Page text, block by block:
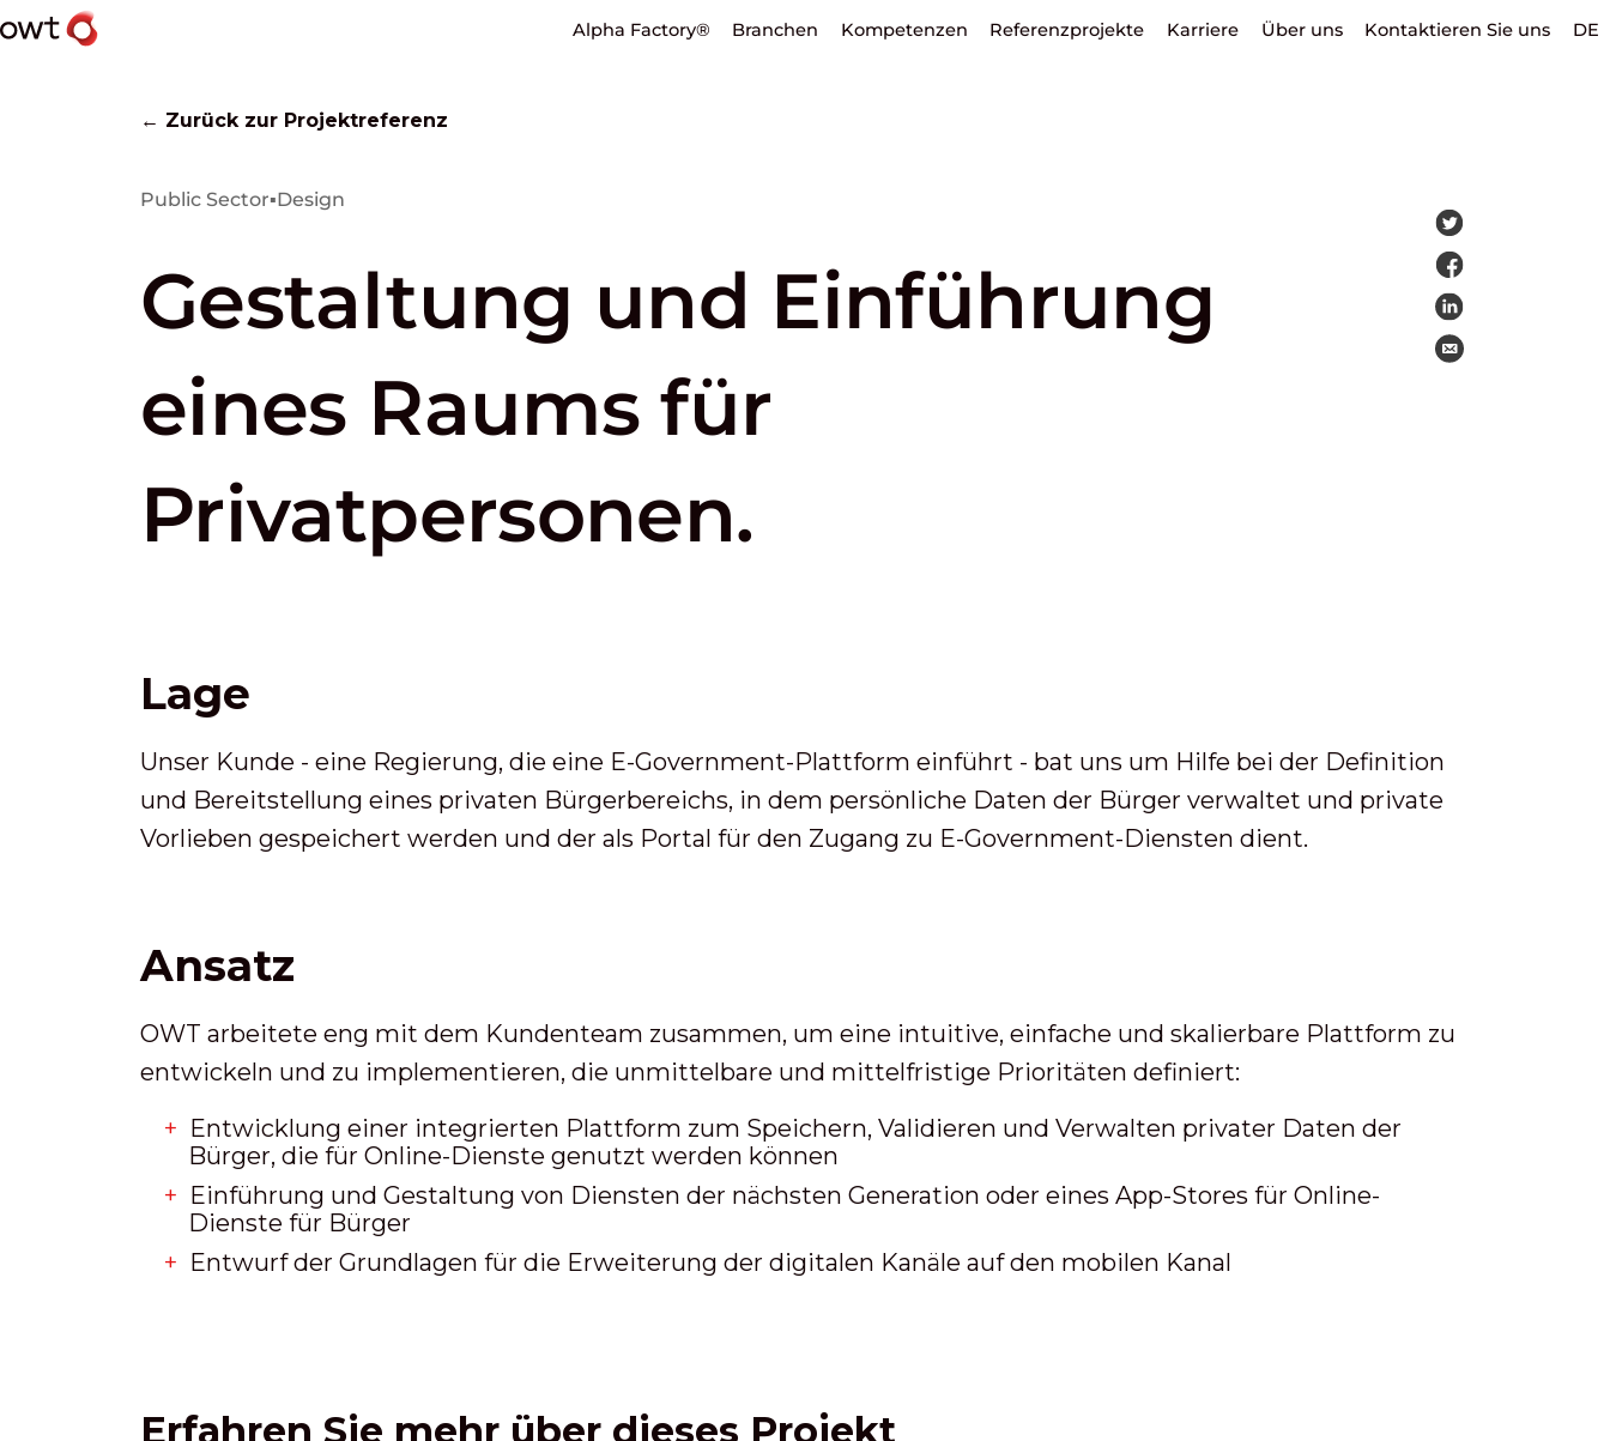
Alpha Factory® Branchen Kompetenzen Referenzprojekte Karriere Über uns Kontaktieren Sie uns DE
← Zurück zur Projektreferenz
Public Sector▪Design
Gestaltung und Einführung
eines Raums für
Privatpersonen.
Lage
Unser Kunde - eine Regierung, die eine E-Government-Plattform einführt - bat uns um Hilfe bei der Definition
und Bereitstellung eines privaten Bürgerbereichs, in dem persönliche Daten der Bürger verwaltet und private
Vorlieben gespeichert werden und der als Portal für den Zugang zu E-Government-Diensten dient.
Ansatz
OWT arbeitete eng mit dem Kundenteam zusammen, um eine intuitive, einfache und skalierbare Plattform zu
entwickeln und zu implementieren, die unmittelbare und mittelfristige Prioritäten definiert:
Entwicklung einer integrierten Plattform zum Speichern, Validieren und Verwalten privater Daten der
Bürger, die für Online-Dienste genutzt werden können
Einführung und Gestaltung von Diensten der nächsten Generation oder eines App-Stores für Online-
Dienste für Bürger
Entwurf der Grundlagen für die Erweiterung der digitalen Kanäle auf den mobilen Kanal
Erfahren Sie mehr über dieses Projekt